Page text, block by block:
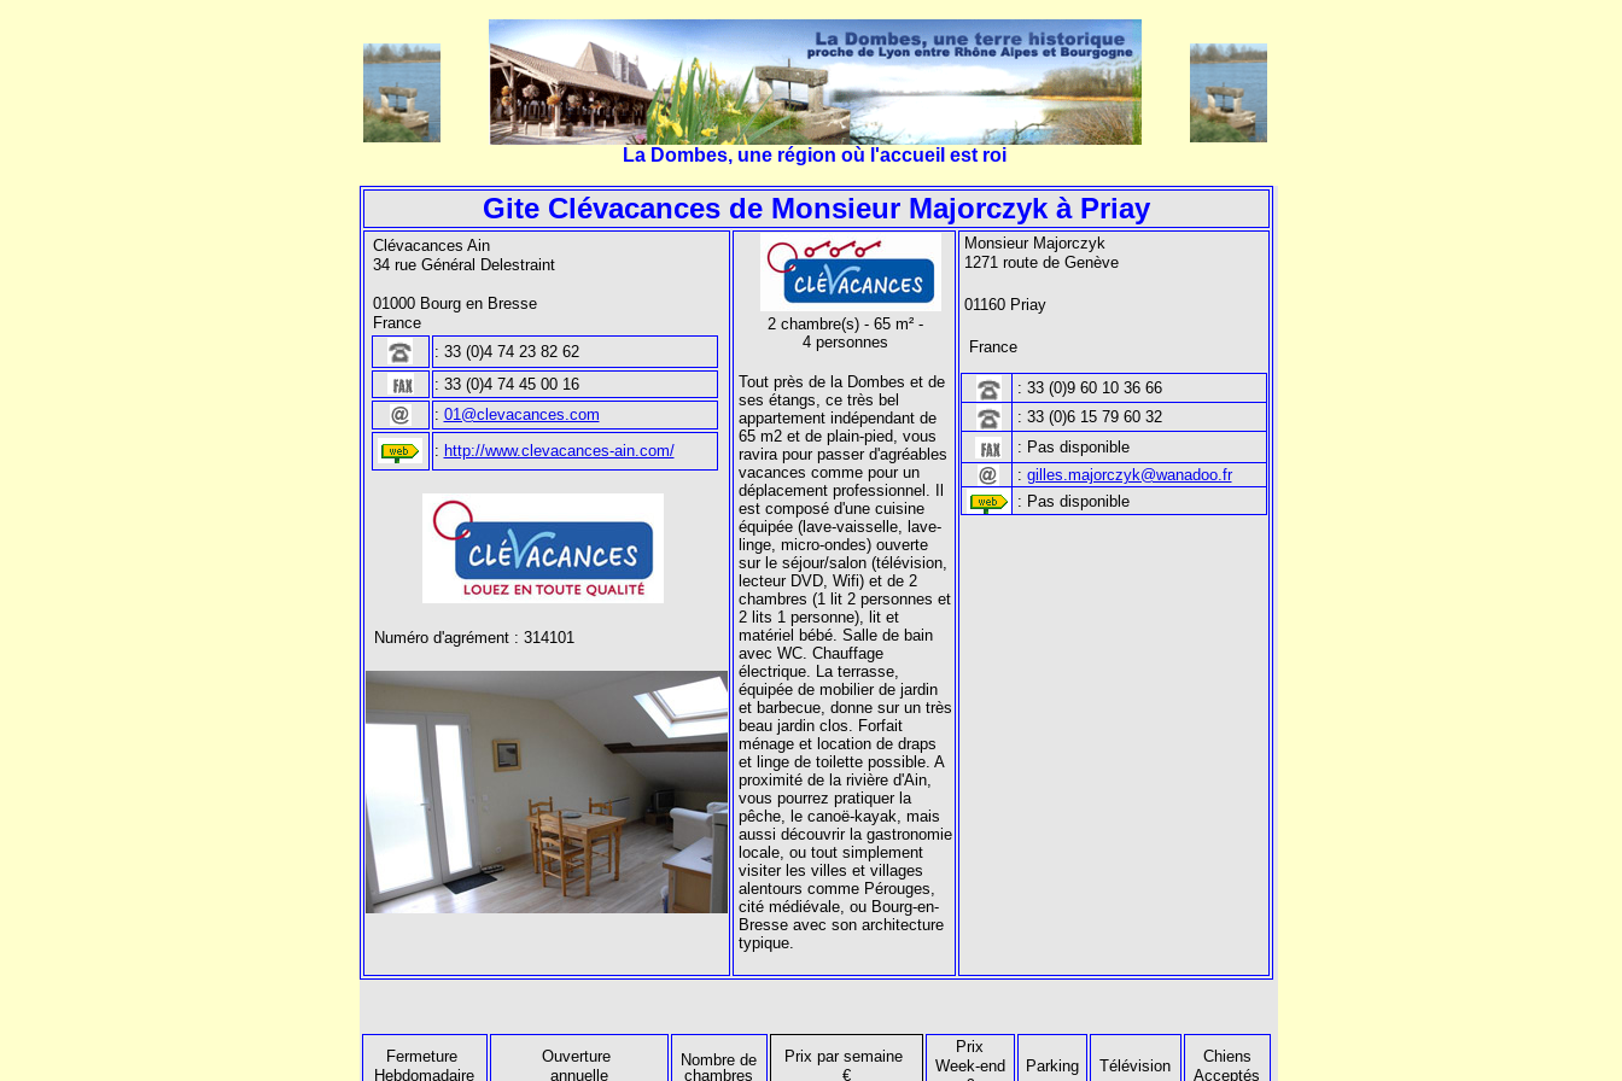
La Dombes, une région où l'accueil est roi
Gite Clévacances de Monsieur Majorczyk à Priay
Clévacances Ain
34 rue Général Delestraint
01000 Bourg en Bresse
France
: 33 (0)4 74 23 82 62
: 33 (0)4 74 45 00 16
: 01@clevacances.com
: http://www.clevacances-ain.com/
Numéro d'agrément : 314101
2 chambre(s) - 65 m² -
4 personnes
Tout près de la Dombes et de
ses étangs, ce très bel
appartement indépendant de
65 m2 et de plain-pied, vous
ravira pour passer d'agréables
vacances comme pour un
déplacement professionnel. Il
est composé d'une cuisine
équipée (lave-vaisselle, lave-
linge, micro-ondes) ouverte
sur le séjour/salon (télévision,
lecteur DVD, Wifi) et de 2
chambres (1 lit 2 personnes et
2 lits 1 personne), lit et
matériel bébé. Salle de bain
avec WC. Chauffage
électrique. La terrasse,
équipée de mobilier de jardin
et barbecue, donne sur un très
beau jardin clos. Forfait
ménage et location de draps
et linge de toilette possible. A
proximité de la rivière d'Ain,
vous pourrez pratiquer la
pêche, le canoë-kayak, mais
aussi découvrir la gastronomie
locale, ou tout simplement
visiter les villes et villages
alentours comme Pérouges,
cité médiévale, ou Bourg-en-
Bresse avec son architecture
typique.
Monsieur Majorczyk
1271 route de Genève
01160 Priay
France
: 33 (0)9 60 10 36 66
: 33 (0)6 15 79 60 32
: Pas disponible
: gilles.majorczyk@wanadoo.fr
: Pas disponible
Fermeture
Hebdomadaire
Ouverture
annuelle
Nombre de
chambres
Prix par semaine
€
Prix
Week-end
Parking Télévision
Chiens
Acceptés